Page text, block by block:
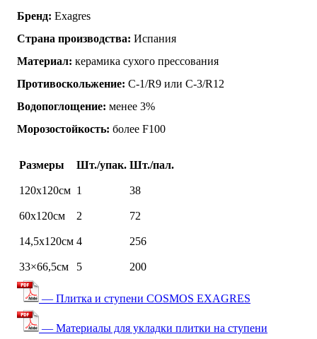
Бренд: Exagres
Страна производства: Испания
Материал: керамика сухого прессования
Противоскольжение: C-1/R9 или C-3/R12
Водопоглощение: менее 3%
Морозостойкость: более F100
Размеры Шт./упак. Шт./пал.
120х120см 1 38
60х120см 2 72
14,5х120см 4 256
33×66,5см 5 200
— Плитка и ступени COSMOS EXAGRES
— Материалы для укладки плитки на ступени